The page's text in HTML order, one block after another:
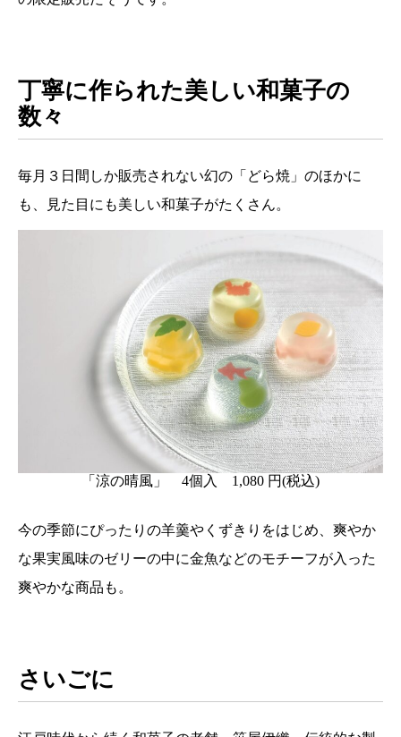
丁寧に作られた美しい和菓子の
数々
毎月３日間しか販売されない幻の「どら焼」のほかに
も、見た目にも美しい和菓子がたくさん。
「涼の晴風」 4個入 1,080 円(税込)
今の季節にぴったりの羊羹やくずきりをはじめ、爽やか
な果実風味のゼリーの中に金魚などのモチーフが入った
爽やかな商品も。
さいごに